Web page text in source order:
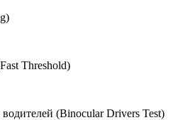
Тhrеshоld)
(Вinосulаr Drivеrs Теst)